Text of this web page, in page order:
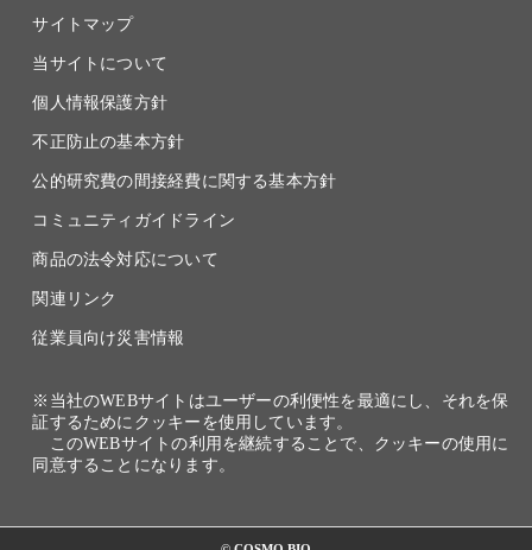
サイトマップ
当サイトについて
個人情報保護方針
不正防止の基本方針
公的研究費の間接経費に関する基本方針
コミュニティガイドライン
商品の法令対応について
関連リンク
従業員向け災害情報
※当社のWEBサイトはユーザーの利便性を最適にし、それを保
証するためにクッキーを使用しています。
このWEBサイトの利用を継続することで、クッキーの使用に
同意することになります。